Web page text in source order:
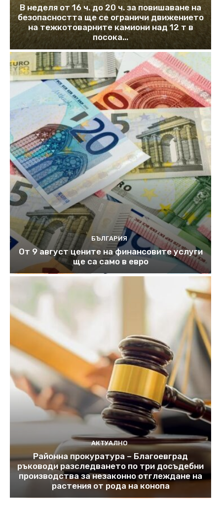
В неделя от 16 ч. до 20 ч. за повишаване на
безопасността ще се ограничи движението
на тежкотоварните камиони над 12 т в
посока...
БЪЛГАРИЯ
От 9 август цените на финансовите услуги
ще са само в евро
АКТУАЛНО
Районна прокуратура – Благоевград
ръководи разследването по три досъдебни
производства за незаконно отглеждане на
растения от рода на конопа